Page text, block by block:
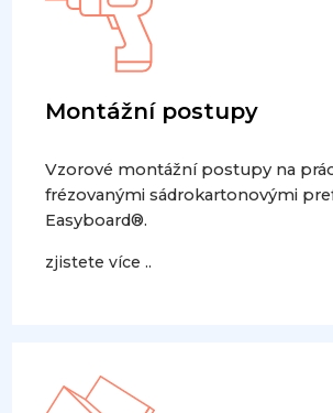
Montážní postupy
Vzorové montážní postupy na
frézovanými sádrokartonovými
Easyboard®.
zjistete více ..